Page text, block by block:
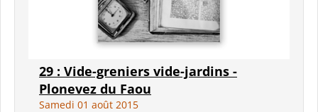
29 : Vide-greniers vide-jardins -
Plonevez du Faou
Samedi 01 août 2015